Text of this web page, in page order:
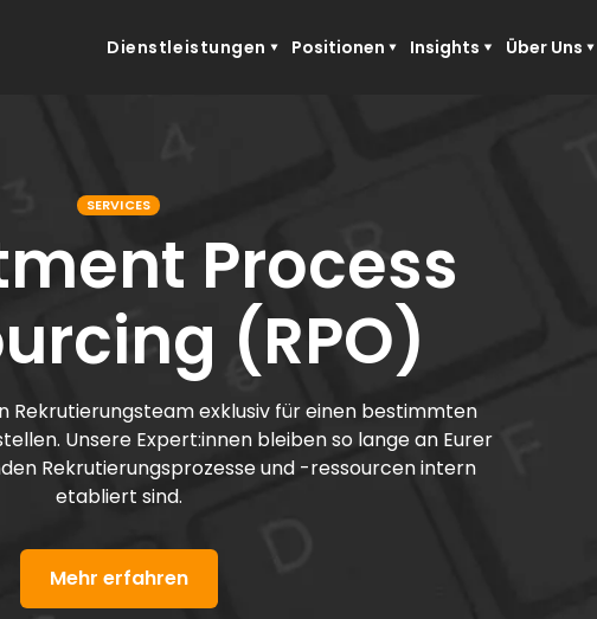
Dienstleistungen Positionen Insights Über Uns
SERVICES
Process
(RPO)
Rekrutierungsteam exklusiv für einen bestimmten
Unsere Expert:innen bleiben so lange an Eurer
Rekrutierungsprozesse und -ressourcen intern
etabliert sind.
Mehr erfahren